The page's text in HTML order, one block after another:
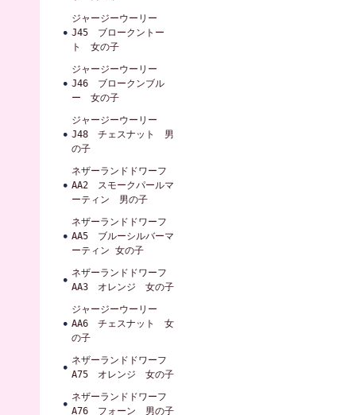
ジャージーウーリー
J45 ブロークントー
ト 女の子
ジャージーウーリー
J46 ブロークンブル
ー 女の子
ジャージーウーリー
J48 チェスナット 男
の子
ネザーランドドワーフ
AA2 スモークパールマ
ーティン 男の子
ネザーランドドワーフ
AA5 ブルーシルバーマ
ーティン 女の子
ネザーランドドワーフ
AA3 オレンジ 女の子
ジャージーウーリー
AA6 チェスナット 女
の子
ネザーランドドワーフ
A75 オレンジ 女の子
ネザーランドドワーフ
A76 フォーン 男の子